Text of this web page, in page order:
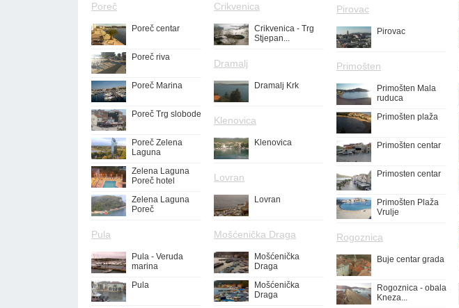
Poreč
Poreč centar
Poreč riva
Poreč Marina
Poreč Trg slobode
Poreč Zelena
Laguna
Zelena Laguna
Poreč hotel
Zelena Laguna
Poreč
Pula
Pula - Veruda
marina
Pula
Crikvenica
Crikvenica - Trg
Stjepan...
Dramalj
Dramalj Krk
Klenovica
Klenovica
Lovran
Lovran
Mošćenička Draga
Mošćenička
Draga
Mošćenička
Draga
Pirovac
Pirovac
Primošten
Primošten Mala
ruduca
Primošten plaža
Primošten centar
Primosten centar
Primošten Plaža
Vrulje
Rogoznica
Buje centar grada
Rogoznica - obala
Kneza...